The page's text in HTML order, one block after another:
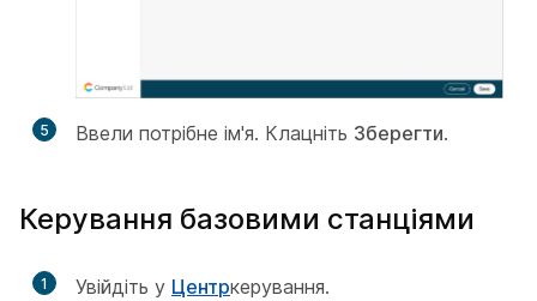
5 Ввели потрібне ім'я. Клацніть Зберегти.
Керування базовими станціями
1 Увійдіть у Центркерування.